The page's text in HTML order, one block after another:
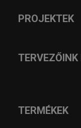
PROJEKTEK
TERMÉKEK